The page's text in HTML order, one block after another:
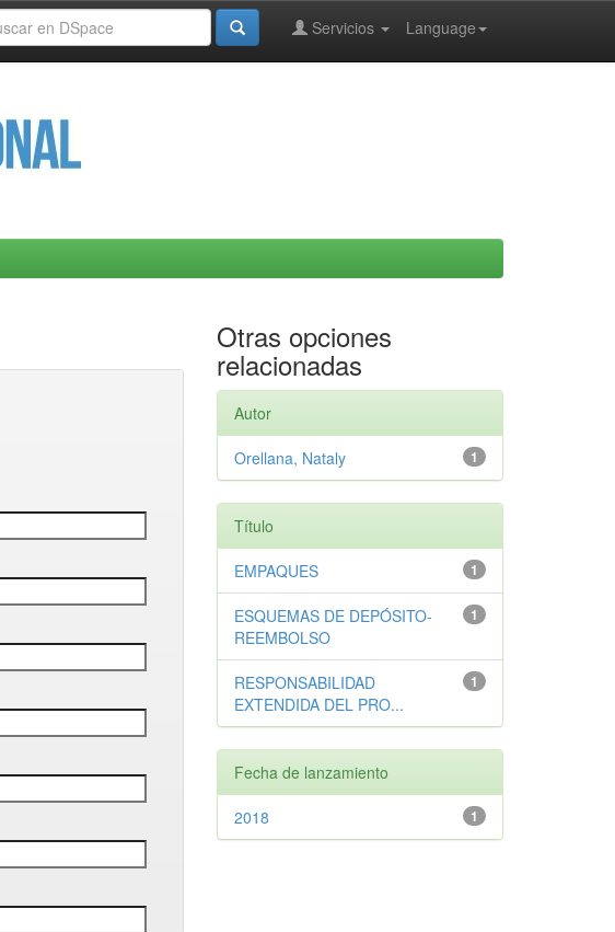
Language
Servicios
Otras opciones
relacionadas
Autor
1
Orellana, Nataly
Título
1
EMPAQUES
1
ESQUEMAS DE DEPÓSITO-
REEMBOLSO
1
RESPONSABILIDAD
EXTENDIDA DEL PRO...
Fecha de lanzamiento
1
2018